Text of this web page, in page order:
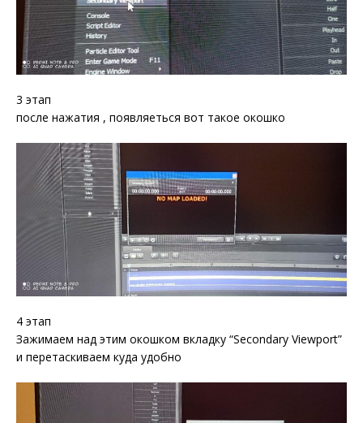
3 этап
после нажатия , появляеться вот такое окошко
4 этап
Зажимаем над этим окошком вкладку “Secondary Viewport”
и перетаскиваем куда удобно